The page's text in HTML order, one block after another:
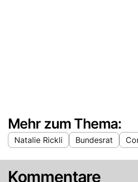
Mehr zum Thema:
Natalie Rickli Bundesrat
Kommentare